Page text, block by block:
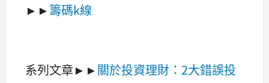
►►籌碼k線
系列文章►►關於投資理財：2大錯誤投